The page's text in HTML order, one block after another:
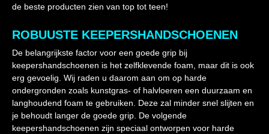
de beste producten zien van top tot teen!
ROBUUSTE KEEPERSHANDSCHOENEN
De belangrijkste factor voor een goede grip bij
keepershandschoenen is het zelfklevende foam, maar dit is ook
erg gevoelig. Wij raden u daarom aan om op harde
ondergronden zoals kunstgras- of halvloeren een duurzaam en
langhoudend foam te gebruiken. Deze zal minder snel slijten en
je behoudt langer de goede grip. De volgende
keepershandschoenen zijn speciaal ontworpen voor harde